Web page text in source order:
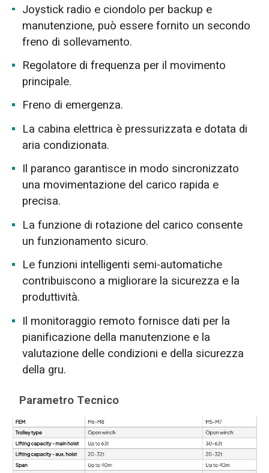
Joystick radio e ciondolo per backup e
manutenzione, può essere fornito un secondo
freno di sollevamento.
Regolatore di frequenza per il movimento
principale.
Freno di emergenza.
La cabina elettrica è pressurizzata e dotata di
aria condizionata.
Il paranco garantisce in modo sincronizzato
una movimentazione del carico rapida e
precisa.
La funzione di rotazione del carico consente
un funzionamento sicuro.
Le funzioni intelligenti semi-automatiche
contribuiscono a migliorare la sicurezza e la
produttività.
Il monitoraggio remoto fornisce dati per la
pianificazione della manutenzione e la
valutazione delle condizioni e della sicurezza
della gru.
Parametro Tecnico